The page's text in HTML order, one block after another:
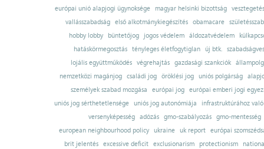
európai unió alapjogi ügynoksége
magyar helsinki bizottság
vesztegetés
vallásszabadság
első alkotmánykiegészítés obamacare
hobby lobby
büntetőjog jogos védelem áldozatvédelem
hatáskörmegosztás tényleges életfogytiglan új btk.
lojális együttműködés
végrehajtás gazdasági szankciók
nemzetközi magánjog
családi jog öröklési jog uniós polgárság
személyek szabad mozgása
európai jog európai emberi jogi
uniós jog sérthetetlensége uniós jog autonómiája
infrastruktúrához
versenyképesség adózás gmo-szabályozás gmo-mentesség
european neighbourhood policy
ukraine uk report
európai
brit jelentés excessive deficit exclusionarism protectionism